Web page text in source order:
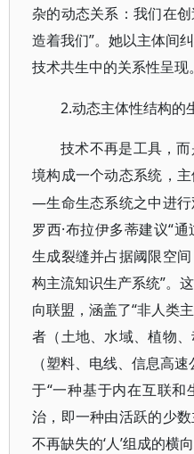
杂的动态关系：我们在
造着我们”。她以主体间
技术共生中的关系性呈现。
2.动态主体性结构的
技术不再是工具，
境构成一个动态系统，
—生命生态系统之中进行
罗西·布拉伊多蒂建议“
生成裂缝并占据阈限空
构主流知识生产系统”。
向联盟，涵盖了“非人类
者（土地、水域、植物
（塑料、电线、信息高
于“一种基于内在互联
治，即一种由活跃的少
不再缺失的‘人’组成的横向